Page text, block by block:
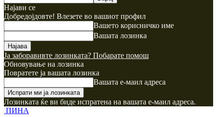
Најави се
Добредојдовте! Влезете во вашиот профил
Вашето корисничко име
Вашата лозинка
Ја заборавивте лозинката? Побарате помош
Обновување на лозинка
Повратете ја вашата лозинка
Вашата е-маил адреса
Лозинката ќе ви биде испратена на вашата е-маил адреса.
ПИНА